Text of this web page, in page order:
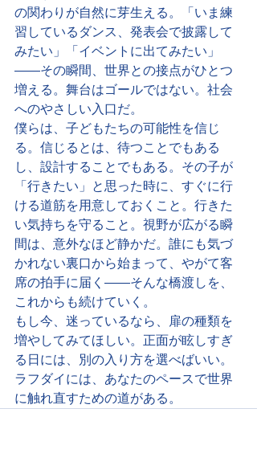
の関わりが自然に芽生える。「いま練
習しているダンス、発表会で披露して
みたい」「イベントに出てみたい」
——その瞬間、世界との接点がひとつ
増える。舞台はゴールではない。社会
へのやさしい入口だ。
僕らは、子どもたちの可能性を信じ
る。信じるとは、待つことでもある
し、設計することでもある。その子が
「行きたい」と思った時に、すぐに行
ける道筋を用意しておくこと。行きた
い気持ちを守ること。視野が広がる瞬
間は、意外なほど静かだ。誰にも気づ
かれない裏口から始まって、やがて客
席の拍手に届く——そんな橋渡しを、
これからも続けていく。
もし今、迷っているなら、扉の種類を
増やしてみてほしい。正面が眩しすぎ
る日には、別の入り方を選べばいい。
ラフダイには、あなたのペースで世界
に触れ直すための道がある。